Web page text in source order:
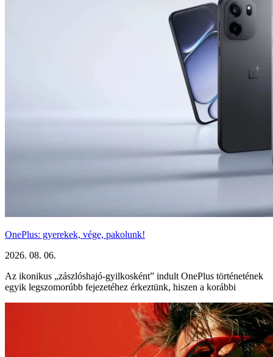
OnePlus: gyerekek, vége, pakolunk!
2026. 08. 06.
Az ikonikus „zászlóshajó-gyilkosként” indult OnePlus történetének
egyik legszomorúbb fejezetéhez érkeztünk, hiszen a korábbi